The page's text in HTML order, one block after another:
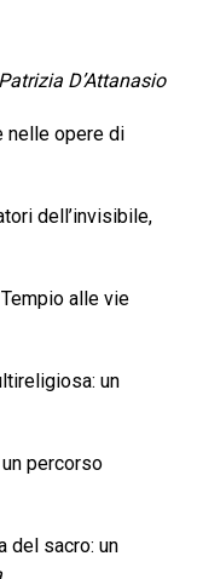
Patrizia D’Attanasio
nelle opere di
dell’invisibile,
alle vie
un
percorso
del sacro: un